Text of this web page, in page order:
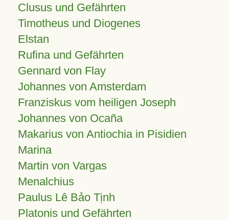
Clusus und Gefährten
Timotheus und Diogenes
Elstan
Rufina und Gefährten
Gennard von Flay
Johannes von Amsterdam
Franziskus vom heiligen Joseph
Johannes von Ocaña
Makarius von Antiochia in Pisidien
Marina
Martin von Vargas
Menalchius
Paulus Lê Bảo Tịnh
Platonis und Gefährten